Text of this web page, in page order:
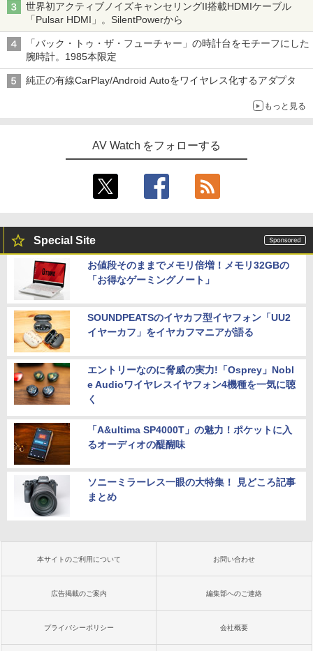
世界初アクティブノイズキャンセリングII搭載HDMIケーブル
「Pulsar HDMI」。SilentPowerから
「バック・トゥ・ザ・フューチャー」の時計台をモチーフにした
腕時計。1985本限定
純正の有線CarPlay/Android Autoをワイヤレス化するアダプタ
もっと見る
AV Watch をフォローする
Special Site
お値段そのままでメモリ倍増！メモリ32GBの
「お得なゲーミングノート」
SOUNDPEATSのイヤカフ型イヤフォン「UU2
イヤーカフ」をイヤカフマニアが語る
エントリーなのに脅威の実力!「Osprey」Nobl
e Audioワイヤレスイヤフォン4機種を一気に聴
く
「A&ultima SP4000T」の魅力！ポケットに入
るオーディオの醍醐味
ソニーミラーレス一眼の大特集！ 見どころ記事
まとめ
本サイトのご利用について お問い合わせ
広告掲載のご案内 編集部へのご連絡
プライバシーポリシー 会社概要